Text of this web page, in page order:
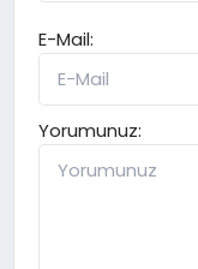
E-Mail:
Yorumunuz: